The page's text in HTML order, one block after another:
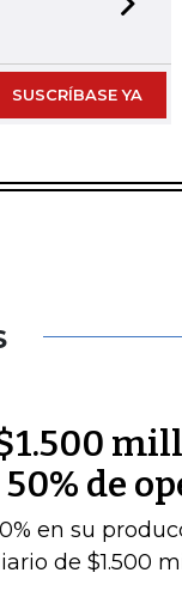
SUSCRÍBASE YA
de
en su
de $1.500